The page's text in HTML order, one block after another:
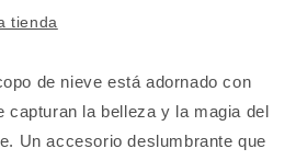
tienda
de nieve está adornado con
capturan la belleza y la magia del
Un accesorio deslumbrante que